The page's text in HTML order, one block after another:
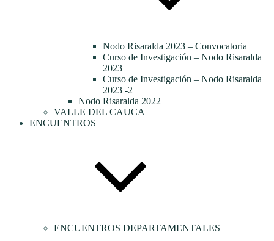
Nodo Risaralda 2023 – Convocatoria
Curso de Investigación – Nodo Risaralda
2023
Curso de Investigación – Nodo Risaralda
2023 -2
Nodo Risaralda 2022
VALLE DEL CAUCA
ENCUENTROS
ENCUENTROS DEPARTAMENTALES